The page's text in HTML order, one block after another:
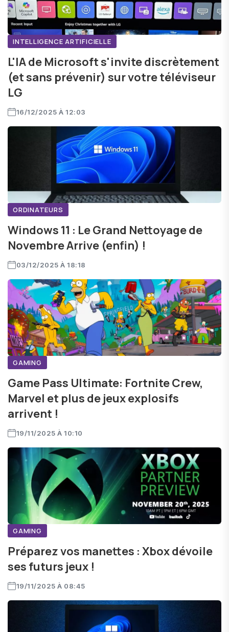
INTELLIGENCE ARTIFICIELLE
L'IA de Microsoft s'invite discrètement
(et sans prévenir) sur votre téléviseur
LG
16/12/2025 À 12:03
ORDINATEURS
Windows 11 : Le Grand Nettoyage de
Novembre Arrive (enfin) !
03/12/2025 À 18:18
GAMING
Game Pass Ultimate: Fortnite Crew,
Marvel et plus de jeux explosifs
arrivent !
19/11/2025 À 10:10
GAMING
Préparez vos manettes : Xbox dévoile
ses futurs jeux !
19/11/2025 À 08:45